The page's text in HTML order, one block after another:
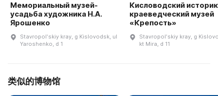
Мемориальный музей-
усадьба художника Н.А.
Ярошенко
Stavropolʹskiy kray, g Kislovodsk, ul
Yaroshenko, d 1
Кисловодский
краеведческий музей
«Крепость»
Stavropolʹskiy kray, g
kt Mira, d 11
类似的博物馆